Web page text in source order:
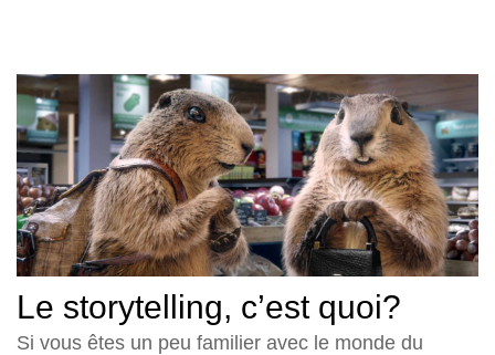
Le storytelling, c’est quoi?
Si vous êtes un peu familier avec le monde du